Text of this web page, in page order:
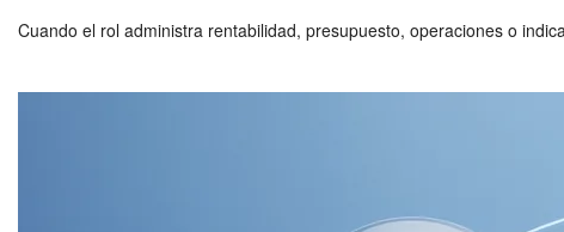
Cuando el rol administra rentabilidad, presupuesto, operaciones o